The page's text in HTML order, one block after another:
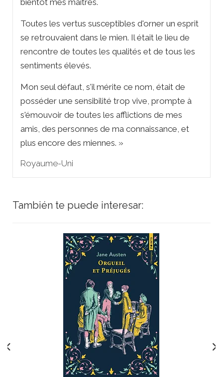
Toutes les vertus susceptibles d'orner un esprit
se retrouvaient dans le mien. Il était le lieu de
rencontre de toutes les qualités et de tous les
sentiments élevés.
Mon seul défaut, s'il mérite ce nom, était de
posséder une sensibilité trop vive, prompte à
s'émouvoir de toutes les afflictions de mes
amis, des personnes de ma connaissance, et
plus encore des miennes. »
Royaume-Uni
También te puede interesar: